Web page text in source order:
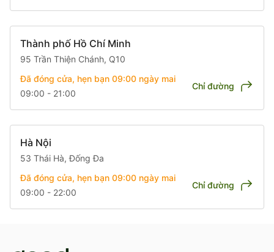
Thành phố Hồ Chí Minh
95 Trần Thiện Chánh, Q10
Đã đóng cửa, hẹn bạn 09:00 ngày mai
09:00 - 21:00
Chỉ đường
Hà Nội
53 Thái Hà, Đống Đa
Đã đóng cửa, hẹn bạn 09:00 ngày mai
09:00 - 22:00
Chỉ đường